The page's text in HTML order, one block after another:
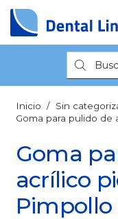
de
Inicio / Sin
Goma para pulido de
Goma
acrílico
Pimpollo